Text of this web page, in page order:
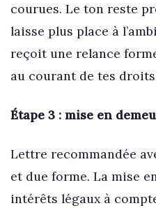
courues. Le ton reste
laisse plus place à
reçoit une relance
au courant de tes
Étape 3 : mise en
Lettre recommandée
et due forme. La mise
intérêts légaux à